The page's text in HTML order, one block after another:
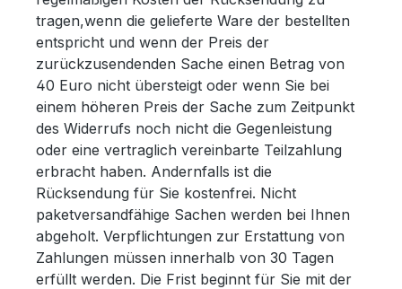
tragen,wenn die gelieferte Ware der bestellten
entspricht und wenn der Preis der
zurückzusendenden Sache einen Betrag von
40 Euro nicht übersteigt oder wenn Sie bei
einem höheren Preis der Sache zum Zeitpunkt
des Widerrufs noch nicht die Gegenleistung
oder eine vertraglich vereinbarte Teilzahlung
erbracht haben. Andernfalls ist die
Rücksendung für Sie kostenfrei. Nicht
paketversandfähige Sachen werden bei Ihnen
abgeholt. Verpflichtungen zur Erstattung von
Zahlungen müssen innerhalb von 30 Tagen
erfüllt werden. Die Frist beginnt für Sie mit der